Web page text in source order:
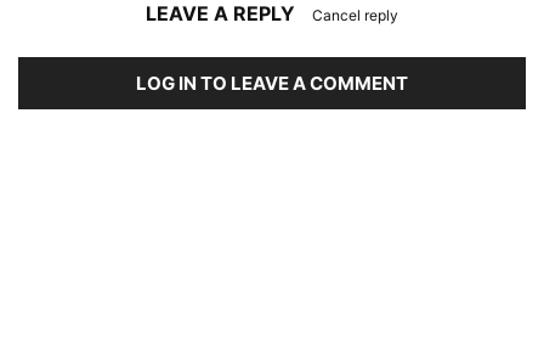
LEAVE A REPLY Cancel reply
LOG IN TO LEAVE A COMMENT